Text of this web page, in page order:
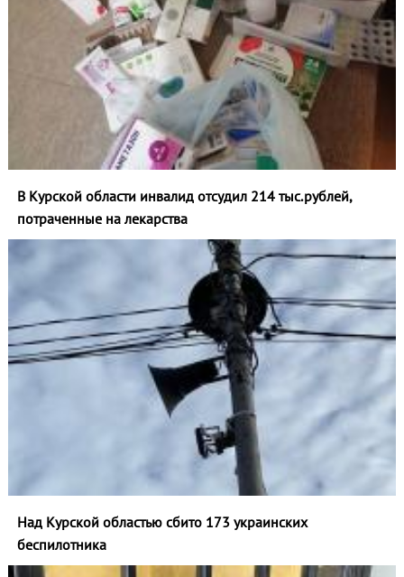
В Курской области инвалид отсудил 214 тыс.рублей,
потраченные на лекарства
Над Курской областью сбито 173 украинских
беспилотника